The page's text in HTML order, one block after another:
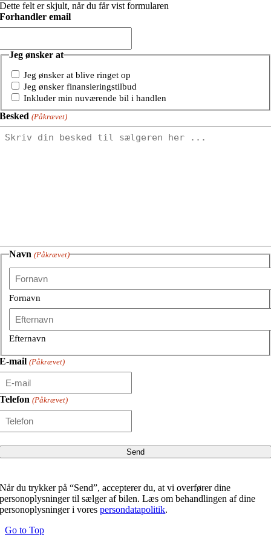
Dette felt er skjult, når du får vist formularen
Forhandler email
Jeg ønsker at
Jeg ønsker at blive ringet op
Jeg ønsker finansieringstilbud
Inkluder min nuværende bil i handlen
Besked (Påkrævet)
Navn (Påkrævet)
Fornavn
Efternavn
E-mail (Påkrævet)
Telefon (Påkrævet)
Når du trykker på “Send”, accepterer du, at vi overfører dine
personoplysninger til sælger af bilen. Læs om behandlingen af dine
personoplysninger i vorespersondatapolitik.
Go to Top